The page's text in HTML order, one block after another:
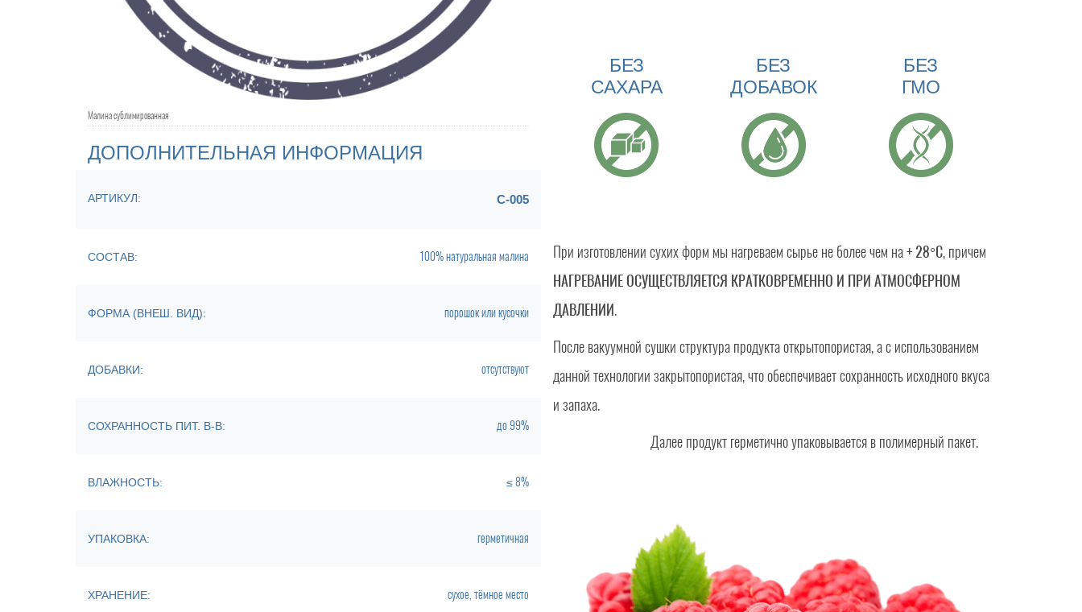
Малина сублимированная
ДОПОЛНИТЕЛЬНАЯ ИНФОРМАЦИЯ
АРТИКУЛ: С-005
СОСТАВ: 100% натуральная малина
ФОРМА (ВНЕШ. ВИД): порошок или кусочки
ДОБАВКИ: отсутствуют
СОХРАННОСТЬ ПИТ. В-В: до 99%
ВЛАЖНОСТЬ: ≤ 8%
УПАКОВКА: герметичная
ХРАНЕНИЕ: сухое, тёмное место
БЕЗ
САХАРА
БЕЗ
ДОБАВОК
БЕЗ
ГМО
При изготовлении сухих форм мы нагреваем сырье не более чем на+ 28°C, причем
НАГРЕВАНИЕ ОСУЩЕСТВЛЯЕТСЯ КРАТКОВРЕМЕННО И ПРИ АТМОСФЕРНОМ
ДАВЛЕНИИ.
После вакуумной сушки структура продукта открытопористая, а с использованием
данной технологии закрытопористая, что обеспечивает сохранность исходного вкуса
и запаха.
Далее продукт герметично упаковывается в полимерный пакет.